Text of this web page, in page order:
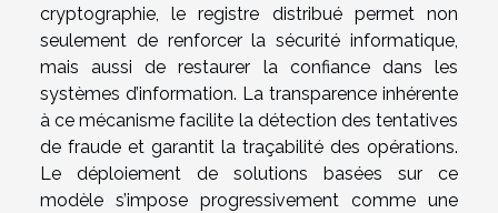
cryptographie, le registre distribué permet non
seulement de renforcer la sécurité informatique,
mais aussi de restaurer la confiance dans les
systèmes d’information. La transparence inhérente
à ce mécanisme facilite la détection des tentatives
de fraude et garantit la traçabilité des opérations.
Le déploiement de solutions basées sur ce
modèle s’impose progressivement comme une